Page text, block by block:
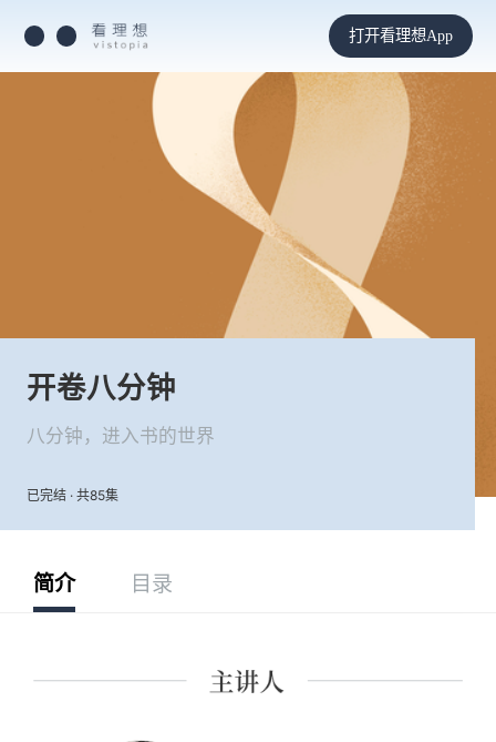
打开看理想App
开卷八分钟
八分钟，进入书的世界
已完结 · 共85集
简介 目录